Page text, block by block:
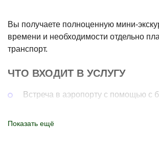
Вы получаете полноценную мини-
времени и необходимости отдельно
транспорт.
ЧТО ВХОДИТ В УСЛУГУ
Встреча в аэропорту с помощью с
для удобства пассажиров.
Показать ещё